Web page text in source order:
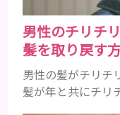
男性のチリチ
髪を取り戻す
男性の髪がチリチ
髪が年と共にチリ